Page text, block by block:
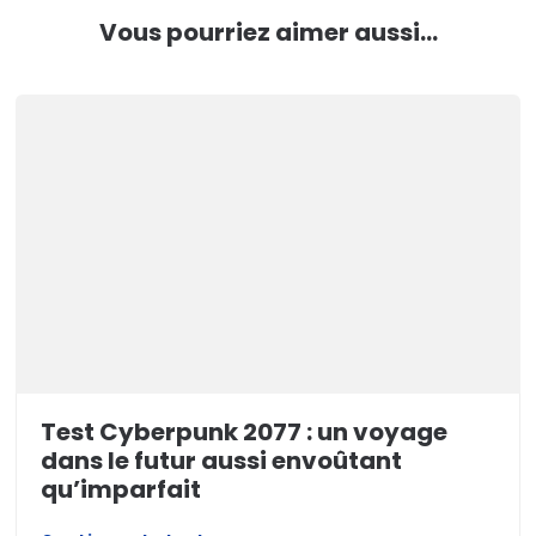
Vous pourriez aimer aussi...
Test Cyberpunk 2077 : un voyage
dans le futur aussi envoûtant
qu’imparfait